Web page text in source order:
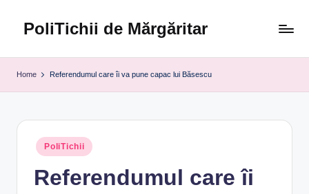
PoliTichii de Mărgăritar
Home Referendumul care îi va pune capac lui Băsescu
Posted
in
PoliTichii
Referendumul care îi